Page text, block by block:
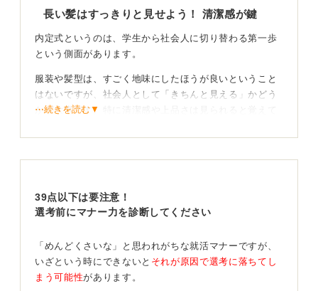
長い髪はすっきりと見せよう！ 清潔感が鍵
内定式というのは、学生から社会人に切り替わる第一歩
という側面があります。
服装や髪型は、すごく地味にしたほうが良いということ
はないですが、社会人として「きちんと見える」かどう
かが大事です。特に清潔感や上品さは見られると覚えて
が頭によぎります。
んだり、シニヨンなどでまとめたりするときちんと見え
ておすすめです。前髪も目にかからないようにしましょ
う。
⋯続きを読む▼
39点以下は要注意！
選考前にマナー力を診断してください
「めんどくさいな」と思われがちな就活マナーですが、
いざという時にできないと それが原因で選考に落ちてし
まう可能性があります。